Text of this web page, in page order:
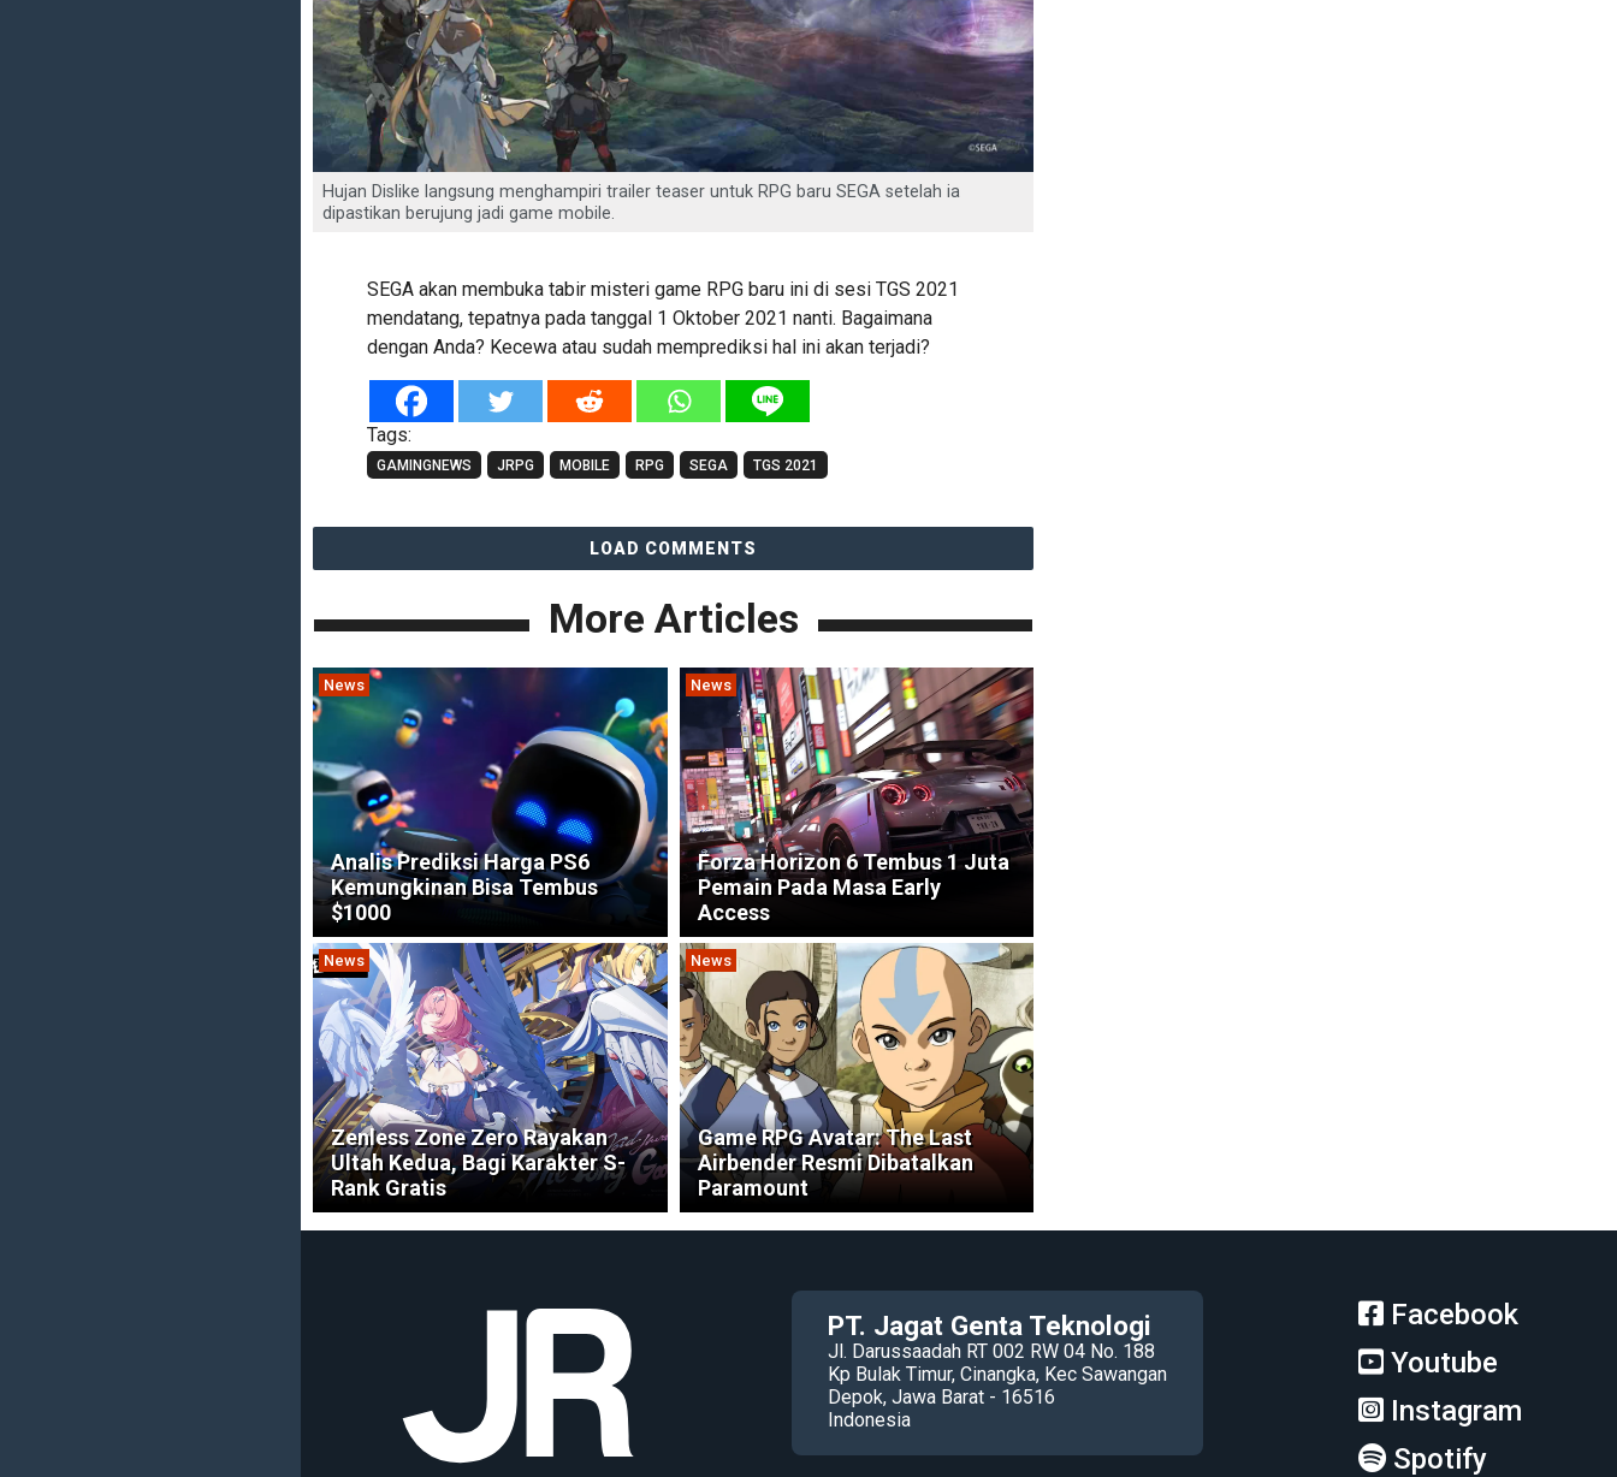
Hujan Dislike langsung menghampiri trailer teaser untuk RPG baru SEGA setelah ia
dipastikan berujung jadi game mobile.
SEGA akan membuka tabir misteri game RPG baru ini di sesi TGS 2021
mendatang, tepatnya pada tanggal 1 Oktober 2021 nanti. Bagaimana
dengan Anda? Kecewa atau sudah memprediksi hal ini akan terjadi?
Tags:
GAMINGNEWS JRPG MOBILE RPG SEGA TGS 2021
LOAD COMMENTS
More Articles
News
Analis Prediksi Harga PS6
Kemungkinan Bisa Tembus
$1000
News
Forza Horizon 6 Tembus 1 Juta
Pemain Pada Masa Early
Access
News
Zenless Zone Zero Rayakan
Ultah Kedua, Bagi Karakter S-
Rank Gratis
News
Game RPG Avatar: The Last
Airbender Resmi Dibatalkan
Paramount
PT. Jagat Genta Teknologi
Jl. Darussaadah RT 002 RW 04 No. 188
Kp Bulak Timur, Cinangka, Kec Sawangan
Depok, Jawa Barat - 16516
Indonesia
Facebook
Youtube
Instagram
Spotify